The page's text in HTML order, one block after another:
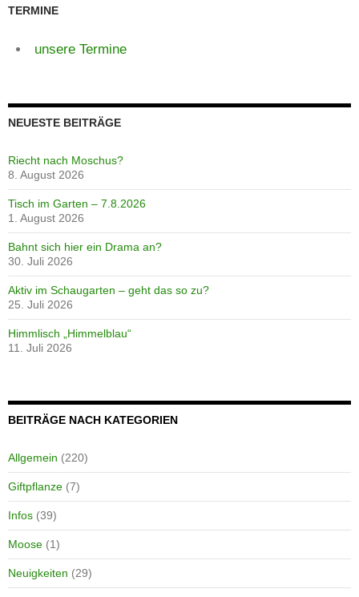
TERMINE
unsere Termine
NEUESTE BEITRÄGE
Riecht nach Moschus?
8. August 2026
Tisch im Garten – 7.8.2026
1. August 2026
Bahnt sich hier ein Drama an?
30. Juli 2026
Aktiv im Schaugarten – geht das so zu?
25. Juli 2026
Himmlisch „Himmelblau“
11. Juli 2026
BEITRÄGE NACH KATEGORIEN
Allgemein (220)
Giftpflanze (7)
Infos (39)
Moose (1)
Neuigkeiten (29)